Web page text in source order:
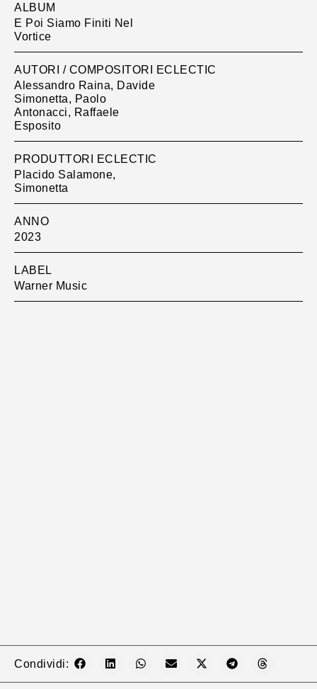
ALBUM
E Poi Siamo Finiti Nel
Vortice
AUTORI / COMPOSITORI ECLECTIC
Alessandro Raina, Davide
Simonetta, Paolo
Antonacci, Raffaele
Esposito
PRODUTTORI ECLECTIC
Placido Salamone,
Simonetta
ANNO
2023
LABEL
Warner Music
Condividi: